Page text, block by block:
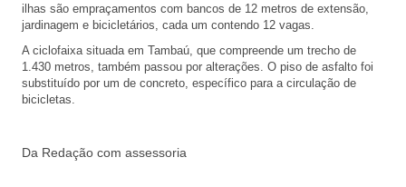
ilhas são empraçamentos com bancos de 12 metros de extensão,
jardinagem e bicicletários, cada um contendo 12 vagas.
A ciclofaixa situada em Tambaú, que compreende um trecho de
1.430 metros, também passou por alterações. O piso de asfalto foi
substituído por um de concreto, específico para a circulação de
bicicletas.
Da Redação com assessoria